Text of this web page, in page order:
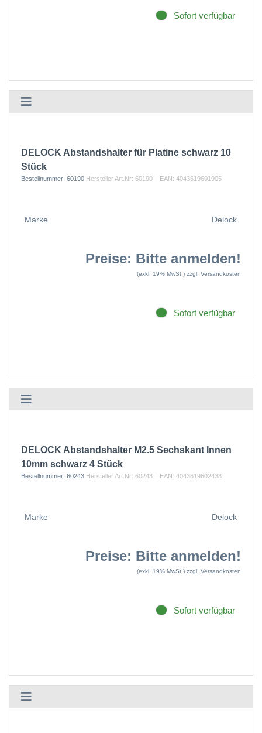
Sofort verfügbar
DELOCK Abstandshalter für Platine schwarz 10
Stück
Bestellnummer: 60190 Hersteller Art.Nr: 60190 | EAN: 4043619601905
Marke Delock
Preise: Bitte anmelden!
(exkl. 19% MwSt.) zzgl. Versandkosten
Sofort verfügbar
DELOCK Abstandshalter M2.5 Sechskant Innen
10mm schwarz 4 Stück
Bestellnummer: 60243 Hersteller Art.Nr: 60243 | EAN: 4043619602438
Marke Delock
Preise: Bitte anmelden!
(exkl. 19% MwSt.) zzgl. Versandkosten
Sofort verfügbar